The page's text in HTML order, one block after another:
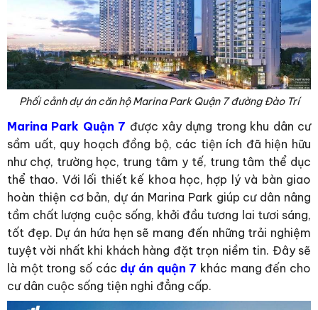
Phối cảnh dự án căn hộ Marina Park Quận 7 đường Đào Trí
Marina Park Quận 7 được xây dựng trong khu dân cư
sầm uất, quy hoạch đồng bộ, các tiện ích đã hiện hữu
như chợ, trường học, trung tâm y tế, trung tâm thể dục
thể thao. Với lối thiết kế khoa học, hợp lý và bàn giao
hoàn thiện cơ bản, dự án Marina Park giúp cư dân nâng
tầm chất lượng cuộc sống, khởi đầu tương lai tươi sáng,
tốt đẹp. Dự án hứa hẹn sẽ mang đến những trải nghiệm
tuyệt vời nhất khi khách hàng đặt trọn niềm tin. Đây sẽ
là một trong số các dự án quận 7 khác mang đến cho
cư dân cuộc sống tiện nghi đẳng cấp.